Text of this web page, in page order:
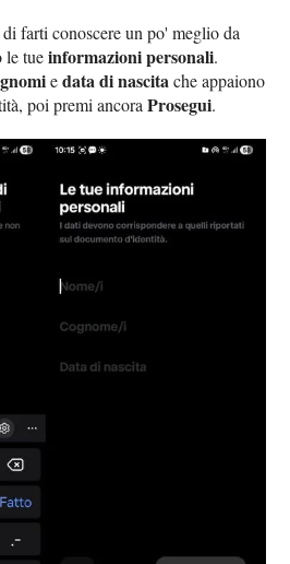
farti conoscere un po' meglio da
le tueinformazioni personali.
edata di nascitache appaiono
poi premi ancoraProsegui.